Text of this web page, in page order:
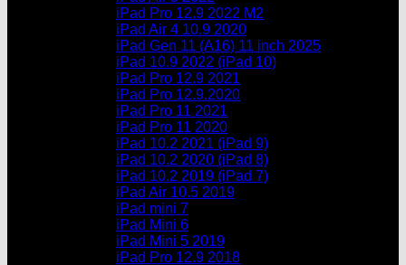
iPad Pro 12.9 2022 M2
iPad Air 4 10.9 2020
iPad Gen 11 (A16) 11 inch 2025
iPad 10.9 2022 (iPad 10)
iPad Pro 12.9 2021
iPad Pro 12.9.2020
iPad Pro 11 2021
iPad Pro 11 2020
iPad 10.2 2021 (iPad 9)
iPad 10.2 2020 (iPad 8)
iPad 10.2 2019 (iPad 7)
iPad Air 10.5 2019
iPad mini 7
iPad Mini 6
iPad Mini 5 2019
iPad Pro 12.9 2018